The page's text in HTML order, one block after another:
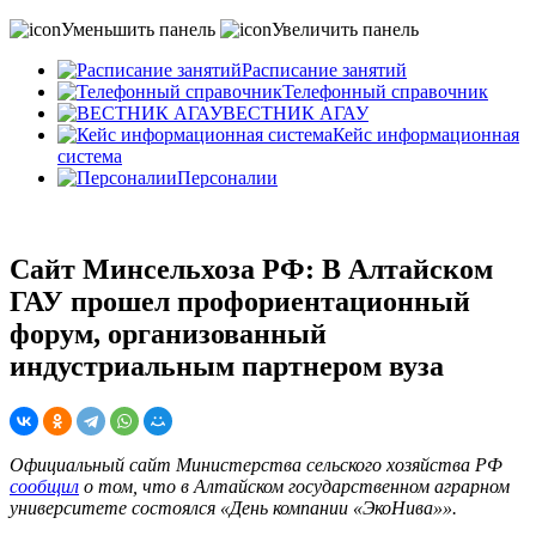
Уменьшить панель
Увеличить панель
Расписание занятий
Телефонный справочник
ВЕСТНИК АГАУ
Кейс информационная
система
Персоналии
Сайт Минсельхоза РФ: В Алтайском
ГАУ прошел профориентационный
форум, организованный
индустриальным партнером вуза
Официальный сайт Министерства сельского хозяйства РФ
сообщил о том, что в Алтайском государственном аграрном
университете состоялся «День компании «ЭкоНива»».